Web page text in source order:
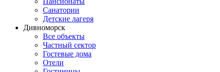
Санатории
Детские лагеря
Дивноморск
Все объекты
Частный сектор
Гостевые дома
Отели